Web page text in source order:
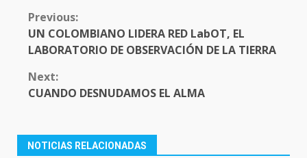
CONTINUE
READING
Previous:
UN COLOMBIANO LIDERA RED LabOT, EL
LABORATORIO DE OBSERVACIÓN DE LA TIERRA
Next:
CUANDO DESNUDAMOS EL ALMA
NOTICIAS RELACIONADAS